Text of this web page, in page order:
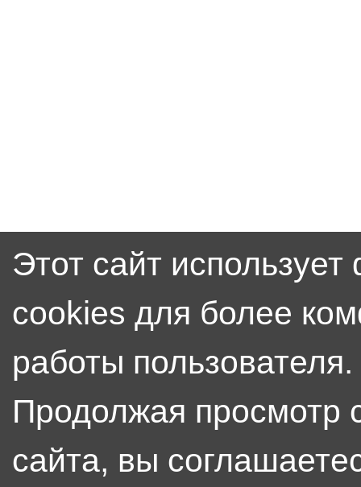
Этот сайт
cookies для более
работы пользователя.
Продолжая просмотр
сайта, вы